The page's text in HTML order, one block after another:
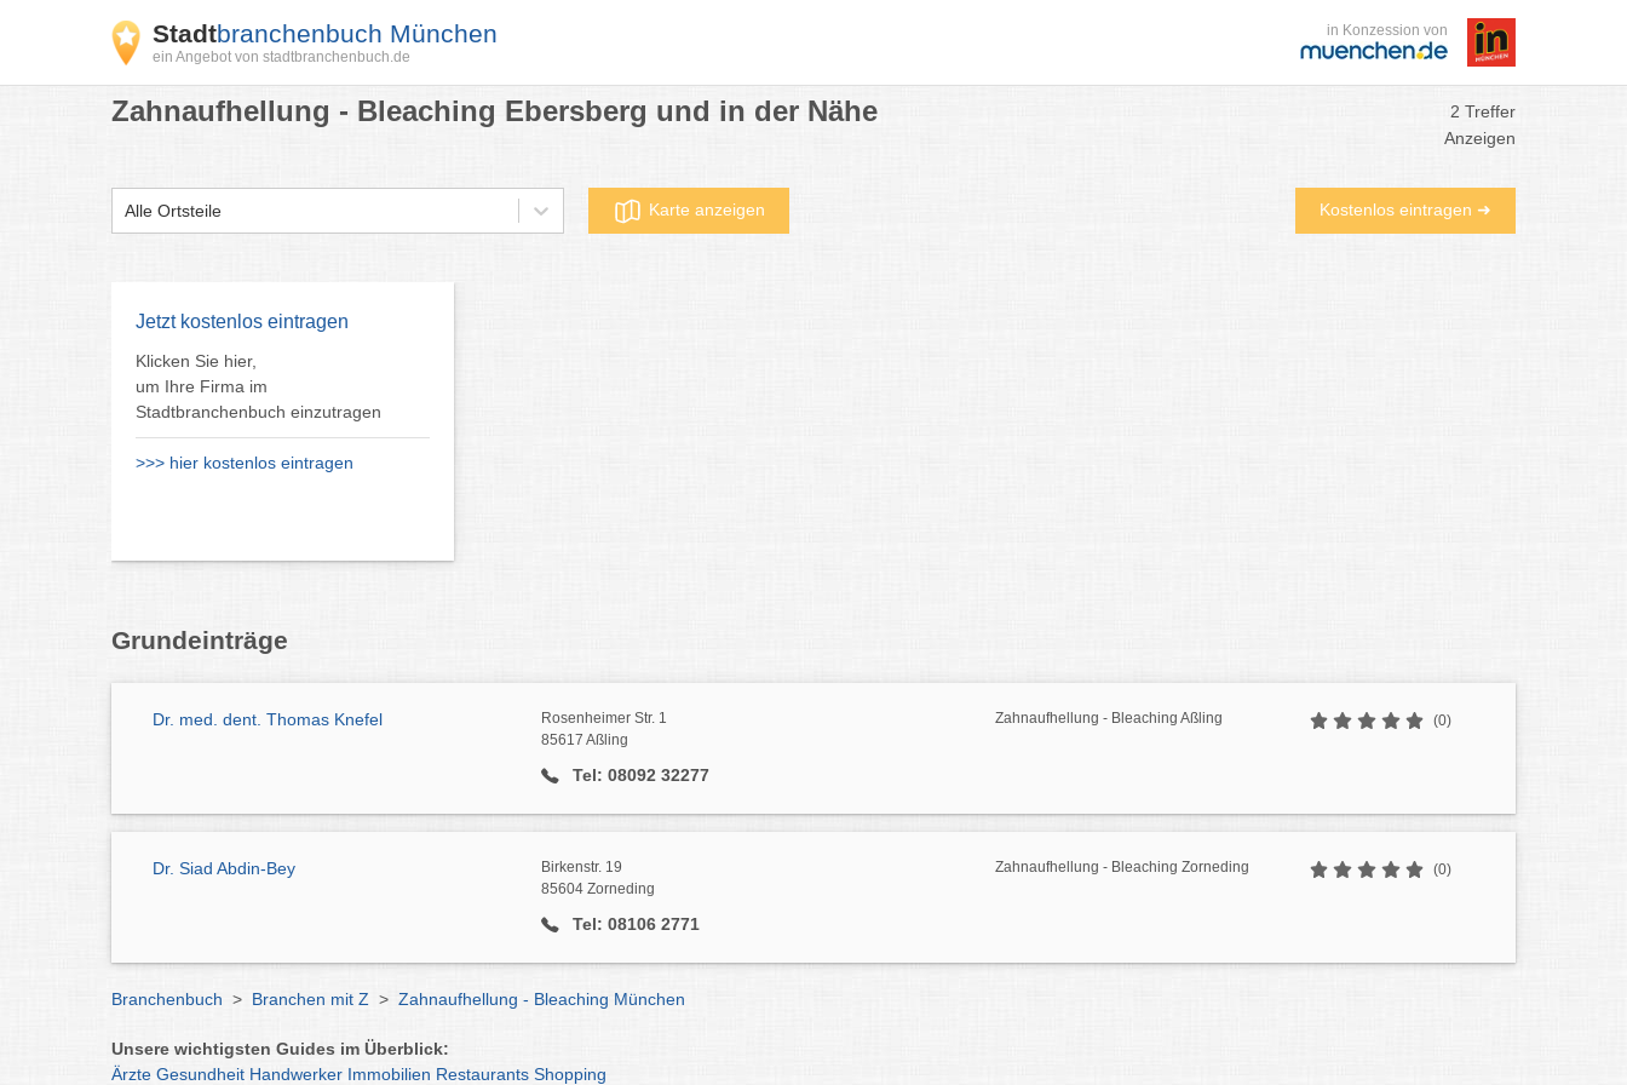
Stadtbranchenbuch München
ein Angebot von stadtbranchenbuch.de
in Konzession von
Zahnaufhellung - Bleaching Ebersberg und in der Nähe
2 Treffer
Anzeigen
Alle Ortsteile Karte anzeigen Kostenlos eintragen ➜
Jetzt kostenlos eintragen
Klicken Sie hier,
um Ihre Firma im
Stadtbranchenbuch einzutragen
>>> hier kostenlos eintragen
Grundeinträge
Dr. med. dent. Thomas Knefel
Rosenheimer Str. 1
85617 Aßling
Tel: 08092 32277
Zahnaufhellung - Bleaching Aßling (0)
Dr. Siad Abdin-Bey
Birkenstr. 19
85604 Zorneding
Tel: 08106 2771
Zahnaufhellung - Bleaching Zorneding (0)
Branchenbuch > Branchen mit Z > Zahnaufhellung - Bleaching München
Unsere wichtigsten Guides im Überblick:
Ärzte Gesundheit Handwerker Immobilien Restaurants Shopping